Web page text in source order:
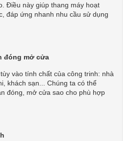
Điều này giúp thang máy hoạt
đáp ứng nhanh nhu cầu sử dụng
đóng mở cửa
vào tính chất của công trinh: nhà
khách sạn... Chúng ta có thể
đóng, mở cửa sao cho phù hợp